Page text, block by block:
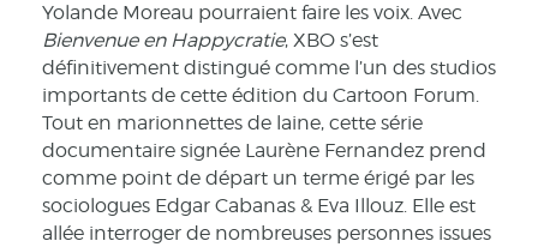
Yolande Moreau pourraient faire les voix. Avec
Bienvenue en Happycratie, XBO s’est
définitivement distingué comme l’un des studios
importants de cette édition du Cartoon Forum.
Tout en marionnettes de laine, cette série
documentaire signée Laurène Fernandez prend
comme point de départ un terme érigé par les
sociologues Edgar Cabanas & Eva Illouz. Elle est
allée interroger de nombreuses personnes issues